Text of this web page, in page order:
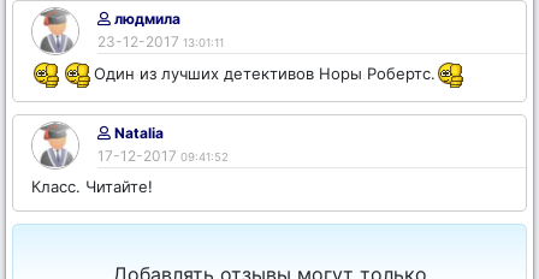
людмила
23-12-2017 13:01:11
Один из лучших детективов Норы Робертс.
Natalia
17-12-2017 09:41:52
Класс. Читайте!